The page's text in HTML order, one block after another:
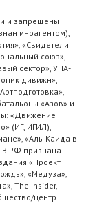
и запрещены
иноагентом),
«Свидетели
союз»,
сектор», УНА-
дивижн»,
«Азов» и
«Движение
(ИГ, ИГИЛ),
«Аль-Каида в
В РФ признана
«Проект
«Медуза»,
The Insider,
центр